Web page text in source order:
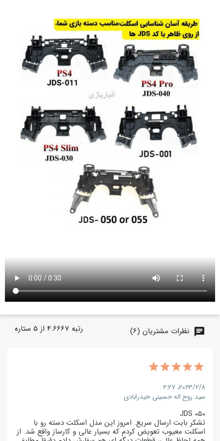
chat نظرات مشتریان (6) رتبه 4.6667 از 5 ستاره
۲۰۲۳/۲/۸،‏ ۲:۲۷
سید روح اله حسینی حیدرابادی
JDS 050
تشکر بابت ارسال سریع. امروز این مدل اسکلت دسته رو با
اسکلت معیوب تعویض کردم که بسیار عالی و کارساز واقع شد. از